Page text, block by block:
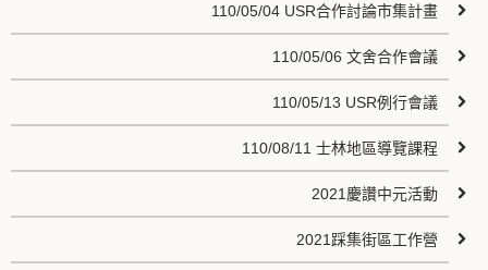
110/05/04 USR合作討論市集計畫
110/05/06 文舍合作會議
110/05/13 USR例行會議
110/08/11 士林地區導覽課程
2021慶讚中元活動
2021踩集街區工作營